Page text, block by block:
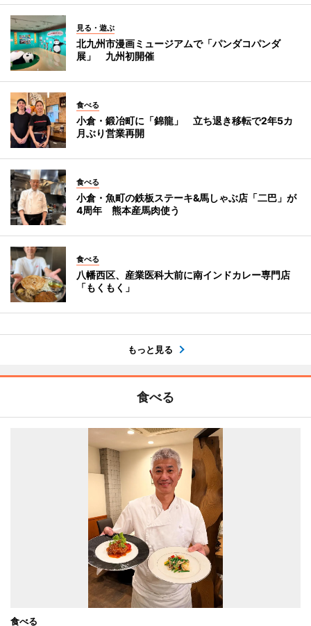
見る・遊ぶ
北九州市漫画ミュージアムで「パンダコパンダ
展」 九州初開催
食べる
小倉・鍛冶町に「錦龍」 立ち退き移転で2年5カ
月ぶり営業再開
食べる
小倉・魚町の鉄板ステーキ&馬しゃぶ店「二巴」が
4周年 熊本産馬肉使う
食べる
八幡西区、産業医科大前に南インドカレー専門店
「もくもく」
もっと見る
食べる
食べる